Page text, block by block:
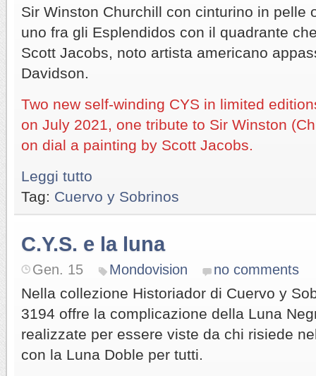
Sir Winston Churchill con cinturino in pelle
uno fra gli Esplendidos con il quadrante
Scott Jacobs, noto artista americano
Davidson.
Two new self-winding CYS in limited
on July 2021, one tribute to Sir Winston
on dial a painting by Scott Jacobs.
Leggi tutto
Tag: Cuervo y Sobrinos
C.Y.S. e la luna
Gen. 15 Mondovision no comments
Nella collezione Historiador di Cuervo y
3194 offre la complicazione della Luna
realizzate per essere viste da chi risiede
con la Luna Doble per tutti.